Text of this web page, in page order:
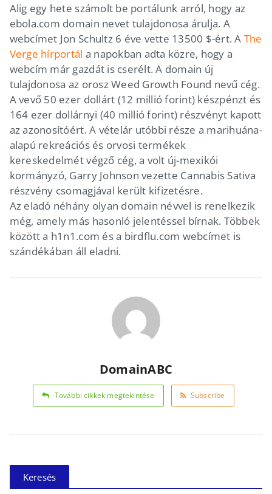
Alig egy hete számolt be portálunk arról, hogy az
ebola.com domain nevet tulajdonosa árulja. A
webcímet Jon Schultz 6 éve vette 13500 $-ért. A The
Verge hírportál a napokban adta közre, hogy a
webcím már gazdát is cserélt. A domain új
tulajdonosa az orosz Weed Growth Found nevű cég.
A vevő 50 ezer dollárt (12 millió forint) készpénzt és
164 ezer dollárnyi (40 millió forint) részvényt kapott
az azonosítóért. A vételár utóbbi része a marihuána-
alapú rekreációs és orvosi termékek
kereskedelmét végző cég, a volt új-mexikói
kormányzó, Garry Johnson vezette Cannabis Sativa
részvény csomagjával került kifizetésre.
Az eladó néhány olyan domain névvel is renelkezik
még, amely más hasonló jelentéssel bírnak. Többek
között a h1n1.com és a birdflu.com webcímet is
szándékában áll eladni.
DomainABC
További cikkek megtekintése Subscribe
Keresés